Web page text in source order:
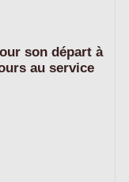
son départ à
au service